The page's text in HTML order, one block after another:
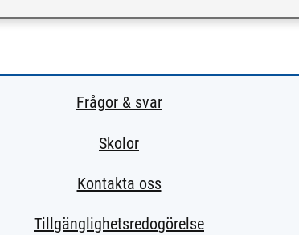
Frågor & svar
Skolor
Kontakta oss
Tillgänglighetsredogörelse